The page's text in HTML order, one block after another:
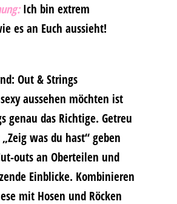
Ich bin extrem
es an Euch aussieht!
Out & Strings
aussehen möchten ist
genau das Richtige. Getreu
was du hast“ geben
outs an Oberteilen und
Einblicke. Kombinieren
mit Hosen und Röcken